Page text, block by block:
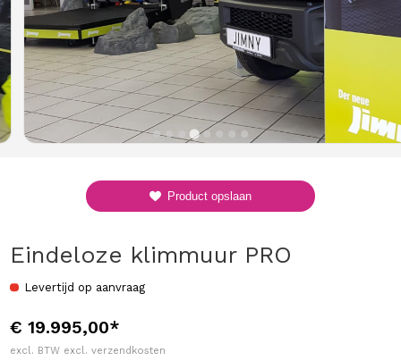
Eindeloze klimmuur PRO
Levertijd op aanvraag
€ 19.995,00*
excl. BTW excl. verzendkosten
Product opslaan